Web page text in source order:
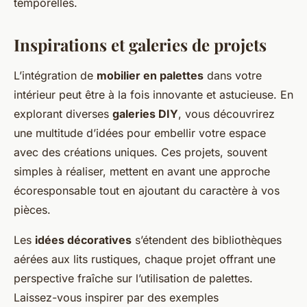
Inspirations et galeries de projets
L’intégration de mobilier en palettes dans votre
intérieur peut être à la fois innovante et astucieuse. En
explorant diverses galeries DIY, vous découvrirez
une multitude d’idées pour embellir votre espace
avec des créations uniques. Ces projets, souvent
simples à réaliser, mettent en avant une approche
écoresponsable tout en ajoutant du caractère à vos
pièces.
Les idées décoratives s’étendent des bibliothèques
aérées aux lits rustiques, chaque projet offrant une
perspective fraîche sur l’utilisation de palettes.
Laissez-vous inspirer par des exemples